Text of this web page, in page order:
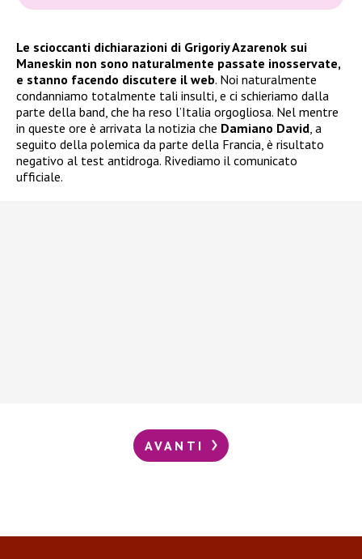
Le scioccanti dichiarazioni di Grigoriy Azarenok sui
Maneskin non sono naturalmente passate inosservate,
e stanno facendo discutere il web. Noi naturalmente
condanniamo totalmente tali insulti, e ci schieriamo dalla
parte della band, che ha reso l’Italia orgogliosa. Nel mentre
in queste ore è arrivata la notizia che Damiano David , a
seguito della polemica da parte della Francia, è risultato
negativo al test antidroga. Rivediamo il comunicato
ufficiale.
AVANTI